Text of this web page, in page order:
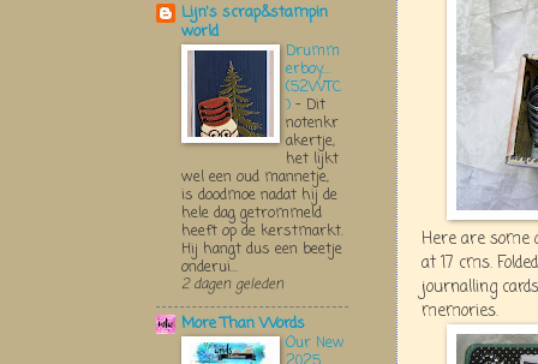
Here are some
at 17 cms.
journalling
memories.
Lijn's scrap&stampin
world
Drumm
erboy....
(52WTC
) - Dit
notenkr
akertje,
het lijkt
wel een oud mannetje,
is doodmoe nadat hij de
hele dag getrommeld
heeft op de kerstmarkt.
Hij hangt dus een beetje
onderui...
2 dagen geleden
More Than Words
Our New